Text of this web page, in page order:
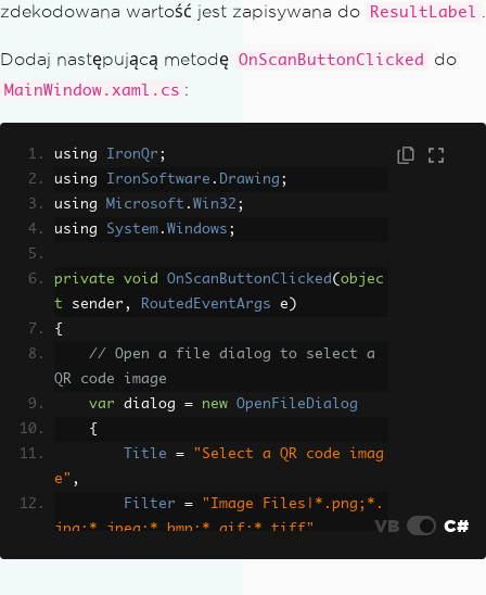
zdekodowana wartość jest zapisywana do
ResultLabel
Dodaj następującą metodę OnScanButtonClicked do
MainWindow.xaml.cs :
using IronQr ;
using IronSoftware . Drawing ;
using Microsoft . Win32 ;
using System . Windows ;
private void OnScanButtonClicked ( objec
t sender , RoutedEventArgs e )
{
// Open a file dialog to select a
QR code image
var dialog = new
OpenFileDialog
{
Title
=
"Select a QR code imag
e" ,
Filter
=
"Image Files|*.png;*.
jpg;*.jpeg;*.bmp;*.gif;*.tiff"
VB C#